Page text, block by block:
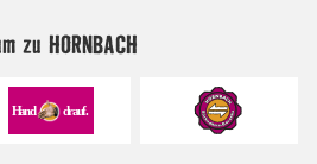
zu HORNBACH